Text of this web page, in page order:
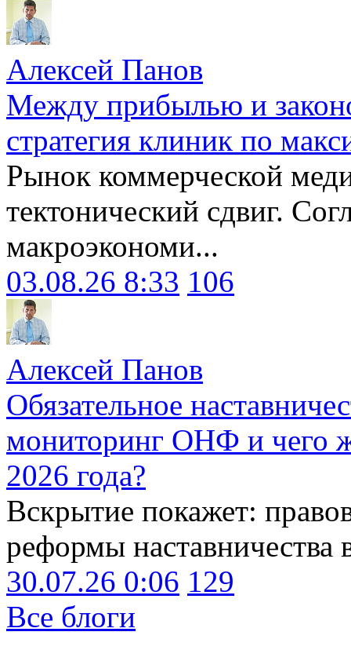
Алексей Панов
Между прибылью и
стратегия клиник по
Рынок коммерческой
тектонический сдвиг.
макроэкономи...
03.08.26 8:33 106
Алексей Панов
Обязательное
мониторинг ОНФ и чего
2026 года?
Вскрытие покажет:
реформы наставничества
30.07.26 0:06 129
Все блоги